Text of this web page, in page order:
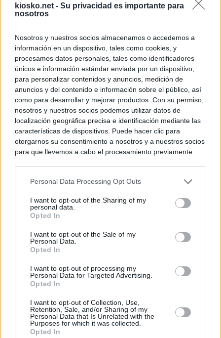
kiosko.net - Su privacidad es importante para
nosotros
Nosotros y nuestros socios almacenamos o accedemos a
información en un dispositivo, tales como cookies, y
procesamos datos personales, tales como identificadores
únicos e información estándar enviada por un dispositivo,
para personalizar contenidos y anuncios, medición de
anuncios y del contenido e información sobre el público, así
como para desarrollar y mejorar productos. Con su permiso,
nosotros y nuestros socios podemos utilizar datos de
localización geográfica precisa e identificación mediante las
características de dispositivos. Puede hacer clic para
otorgarnos su consentimiento a nosotros y a nuestros socios
para que llevemos a cabo el procesamiento previamente
negar su consentimiento. Tenga en cuenta que algún
de su consentimiento, pero usted tiene el derecho de
rechazar tal procesamiento. Sus preferencias se aplicarán
cualquier momento entrando de nuevo en este sitio web o
visitando nuestra política de privacidad.
Personal Data Processing Opt Outs
I want to opt-out of the Sharing of my
personal data.
Opted In
I want to opt-out of the Sale of my
Personal Data.
Opted In
I want to opt-out of processing my
Personal Data for Targeted Advertising.
Opted In
I want to opt-out of Collection, Use,
Retention, Sale, and/or Sharing of my
Personal Data that Is Unrelated with the
Purposes for which it was collected.
Opted In